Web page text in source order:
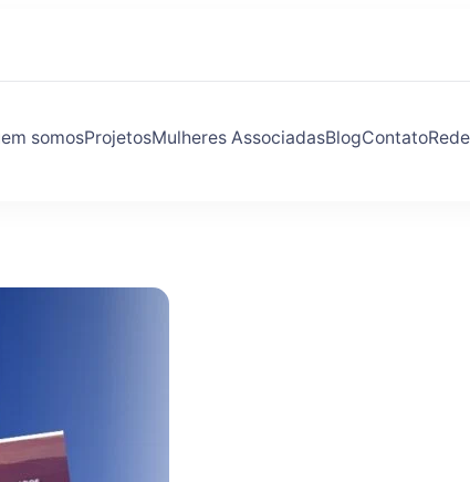
somosProjetosMulheres AssociadasBlogContato